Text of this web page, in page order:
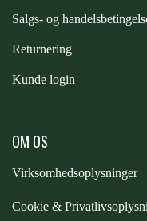
Salgs- og
Returnering
Kunde login
OM OS
Virksomhedsoplysninger
Cookie &